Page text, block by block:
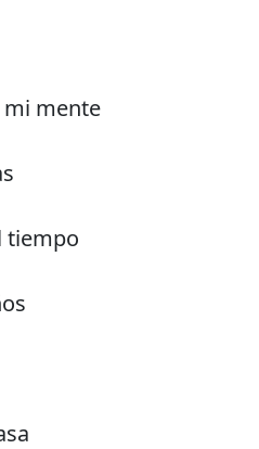
mi mente
tiempo